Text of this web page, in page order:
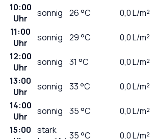
10:00
Uhr
sonnig 26°C 0,0L/m²
11:00
Uhr
sonnig 29°C 0,0L/m²
12:00
Uhr
sonnig 31 °C 0,0L/m²
13:00
Uhr
sonnig 33°C 0,0L/m²
14:00
Uhr
sonnig 35°C 0,0L/m²
15:00 stark
35°C 0,0L/m²